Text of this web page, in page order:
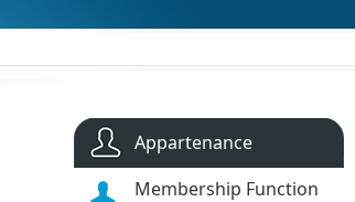
Appartenance
Membership Function